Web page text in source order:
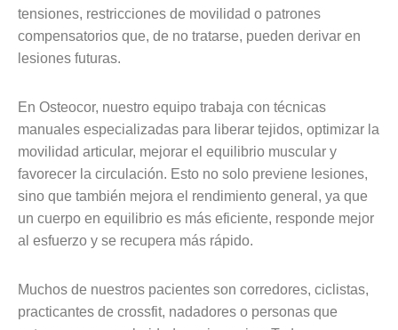
tensiones, restricciones de movilidad o patrones
compensatorios que, de no tratarse, pueden derivar en
lesiones futuras.
En Osteocor, nuestro equipo trabaja con técnicas
manuales especializadas para liberar tejidos, optimizar la
movilidad articular, mejorar el equilibrio muscular y
favorecer la circulación. Esto no solo previene lesiones,
sino que también mejora el rendimiento general, ya que
un cuerpo en equilibrio es más eficiente, responde mejor
al esfuerzo y se recupera más rápido.
Muchos de nuestros pacientes son corredores, ciclistas,
practicantes de crossfit, nadadores o personas que